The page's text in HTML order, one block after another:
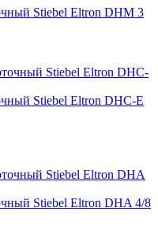
Stiebel Eltron DHM 3
Stiebel Eltron DHC-E
Stiebel Eltron DHA 4/8